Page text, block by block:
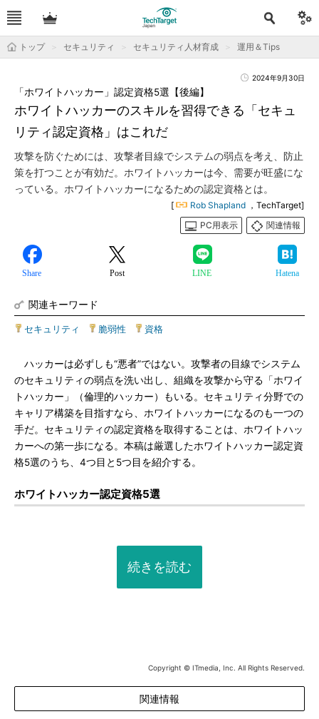
トップ セキュリティ セキュリティ人材育成 運用＆Tips
2024年9月30日
ホワイトハッカーのスキルを習得できる「セキュ
リティ認定資格」はこれだ
「ホワイトハッカー」認定資格5選【後編】
攻撃を防ぐためには、攻撃者目線でシステムの弱点を考え、防止
策を打つことが有効だ。ホワイトハッカーは今、需要が旺盛にな
っている。ホワイトハッカーになるための認定資格とは。
[ Rob Shapland ，TechTarget]
PC用表示
関連情報
Share Post LINE Hatena
関連キーワード
セキュリティ 脆弱性 資格
ハッカーは必ずしも“悪者”ではない。攻撃者の目線でシステム
のセキュリティの弱点を洗い出し、組織を攻撃から守る「ホワイ
トハッカー」（倫理的ハッカー）もいる。セキュリティ分野での
キャリア構築を目指すなら、ホワイトハッカーになるのも一つの
手だ。セキュリティの認定資格を取得することは、ホワイトハッ
カーへの第一歩になる。本稿は厳選したホワイトハッカー認定資
格5選のうち、4つ目と5つ目を紹介する。
ホワイトハッカー認定資格5選
続きを読む
Copyright © ITmedia, Inc. All Rights Reserved.
関連情報